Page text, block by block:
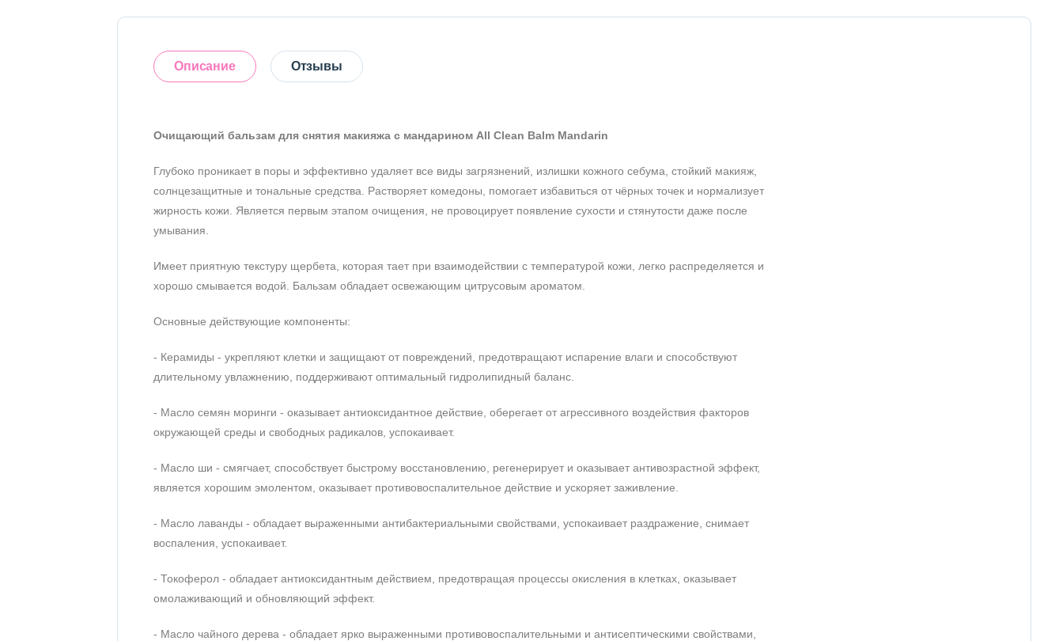
Описание Отзывы
Очищающий бальзам для снятия макияжа с мандарином All Clean Balm Mandarin
Глубоко проникает в поры и эффективно удаляет все виды загрязнений, излишки кожного себума, стойкий макияж,
солнцезащитные и тональные средства. Растворяет комедоны, помогает избавиться от чёрных точек и нормализует
жирность кожи. Является первым этапом очищения, не провоцирует появление сухости и стянутости даже после
умывания.
Имеет приятную текстуру щербета, которая тает при взаимодействии с температурой кожи, легко распределяется и
хорошо смывается водой. Бальзам обладает освежающим цитрусовым ароматом.
Основные действующие компоненты:
- Керамиды - укрепляют клетки и защищают от повреждений, предотвращают испарение влаги и способствуют
длительному увлажнению, поддерживают оптимальный гидролипидный баланс.
- Масло семян моринги - оказывает антиоксидантное действие, оберегает от агрессивного воздействия факторов
окружающей среды и свободных радикалов, успокаивает.
- Масло ши - смягчает, способствует быстрому восстановлению, регенерирует и оказывает антивозрастной эффект,
является хорошим эмолентом, оказывает противовоспалительное действие и ускоряет заживление.
- Масло лаванды - обладает выраженными антибактериальными свойствами, успокаивает раздражение, снимает
воспаления, успокаивает.
- Токоферол - обладает антиоксидантным действием, предотвращая процессы окисления в клетках, оказывает
омолаживающий и обновляющий эффект.
- Масло чайного дерева - обладает ярко выраженными противовоспалительными и антисептическими свойствами,
Оставить отзыв